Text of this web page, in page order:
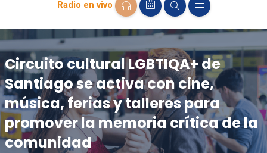
Radio en vivo
Circuito cultural LGBTIQA+ de
Santiago se activa con cine,
música, ferias y talleres para
promover la memoria crítica de la
comunidad